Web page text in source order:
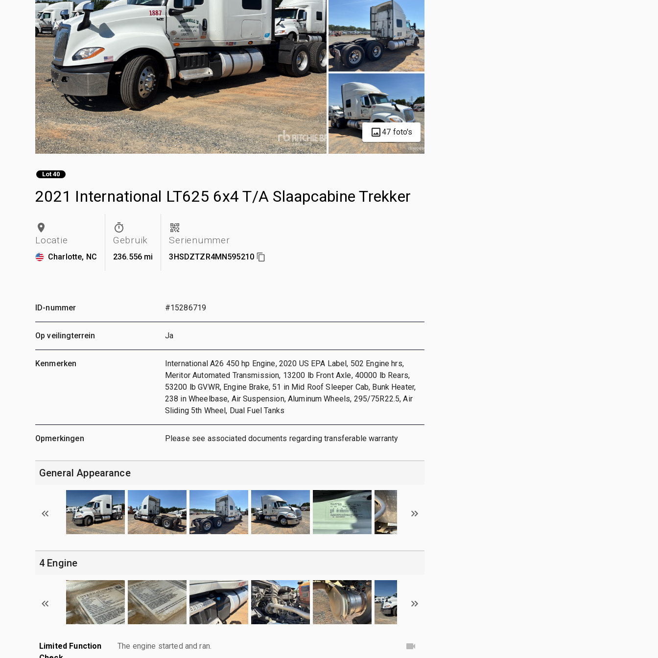
47 foto's
Lot 40
2021 International LT625 6x4 T/A Slaapcabine Trekker
Locatie
Charlotte, NC
Gebruik
236.556 mi
Serienummer
3HSDZTZR4MN595210
ID-nummer #15286719
Op veilingterrein Ja
Kenmerken
International A26 450 hp Engine, 2020 US EPA Label, 502 Engine hrs,
Meritor Automated Transmission, 13200 lb Front Axle, 40000 lb Rears,
53200 lb GVWR, Engine Brake, 51 in Mid Roof Sleeper Cab, Bunk Heater,
238 in Wheelbase, Air Suspension, Aluminum Wheels, 295/75R22.5, Air
Sliding 5th Wheel, Dual Fuel Tanks
Opmerkingen Please see associated documents regarding transferable warranty
General Appearance
4 Engine
Limited Function
The engine started and ran.